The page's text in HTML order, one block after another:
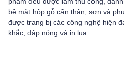
bề mặt hộp gỗ cẩn thận, sơn và
được trang bị các công nghệ hiện
khắc, dập nóng và in lụa.